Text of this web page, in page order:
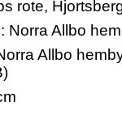
rote,
Norra Allbo
Allbo